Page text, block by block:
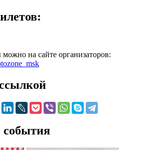
на сайте организаторов: